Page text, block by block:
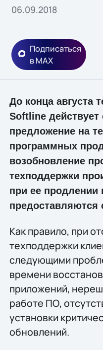
06.09.2018
Подписаться
в MAX
До конца августа
Softline действует
предложение на
программных
возобновление
техподдержки
при ее продлении
предоставляются
Как правило, при
техподдержки
следующими
времени
приложений,
работе ПО,
установки
обновлений.